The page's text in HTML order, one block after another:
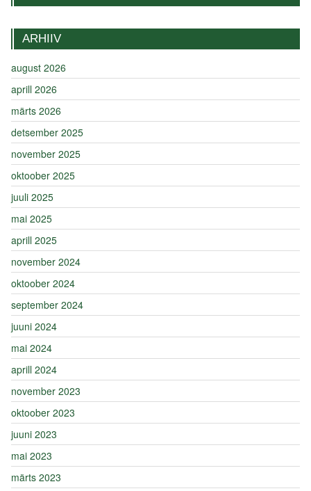
ARHIIV
august 2026
aprill 2026
märts 2026
detsember 2025
november 2025
oktoober 2025
juuli 2025
mai 2025
aprill 2025
november 2024
oktoober 2024
september 2024
juuni 2024
mai 2024
aprill 2024
november 2023
oktoober 2023
juuni 2023
mai 2023
märts 2023